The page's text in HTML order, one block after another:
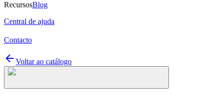
RecursosBlog
Central de ajuda
Contacto
Voltar ao catálogo